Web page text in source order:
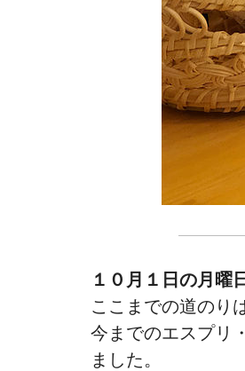
１０月１日の月曜
ここまでの道のり
今までのエスプリ
ました。